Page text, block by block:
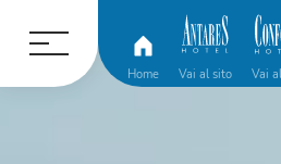
Home Vai al sito Vai